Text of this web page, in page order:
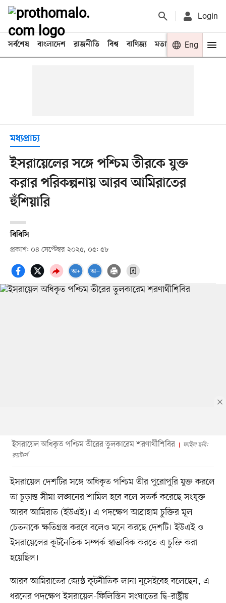
Login
সর্বশেষ বাংলাদেশ রাজনীতি বিশ্ব বাণিজ্য মতামত খেলা
Eng
মধ্যপ্রাচ্য
ইসরায়েলের সঙ্গে পশ্চিম তীরকে যুক্ত
করার পরিকল্পনায় আরব আমিরাতের
হুঁশিয়ারি
বিবিসি
প্রকাশ: ০৪ সেপ্টেম্বর ২০২৫, ০৫: ৫৮
ইসরায়েল অধিকৃত পশ্চিম তীরের তুলকারেম শরণার্থীশিবির
ফাইল ছবি:
রয়টার্স
ইসরায়েল দেশটির সঙ্গে অধিকৃত পশ্চিম তীর পুরোপুরি যুক্ত করলে
তা চূড়ান্ত সীমা লঙ্ঘনের শামিল হবে বলে সতর্ক করেছে সংযুক্ত
আরব আমিরাত (ইউএই)। এ পদক্ষেপ আব্রাহাম চুক্তির মূল
চেতনাকে ক্ষতিগ্রস্ত করবে বলেও মনে করছে দেশটি। ইউএই ও
ইসরায়েলের কূটনৈতিক সম্পর্ক স্বাভাবিক করতে এ চুক্তি করা
হয়েছিল।
আরব আমিরাতের জ্যেষ্ঠ কূটনীতিক লানা নুসেইবেহ বলেছেন, এ
ধরনের পদক্ষেপ ইসরায়েল-ফিলিস্তিন সংঘাতের দ্বি–রাষ্ট্রীয়